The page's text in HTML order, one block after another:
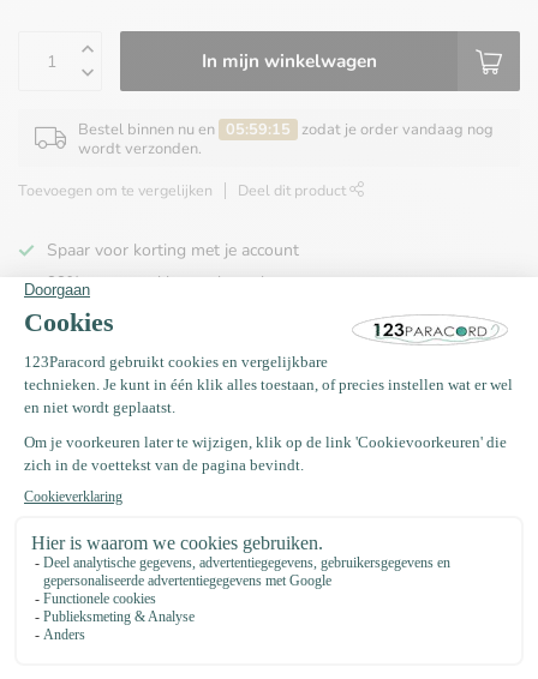
In mijn winkelwagen
Bestel binnen nu en 05:59:15
zodat je order vandaag nog
wordt verzonden.
Toevoegen om te vergelijken Deel dit product
Spaar voor korting met je account
99% van onze klanten beveelt ons aan
100% de goedkoopste
Productomschrijving
Specificaties
Recent bekeken